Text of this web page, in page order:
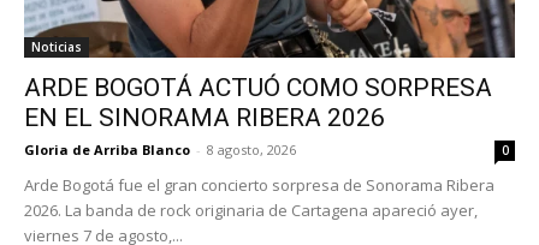
Noticias
ARDE BOGOTÁ ACTUÓ COMO SORPRESA
EN EL SINORAMA RIBERA 2026
Gloria de Arriba Blanco - 8 agosto, 2026 0
Arde Bogotá fue el gran concierto sorpresa de Sonorama Ribera
2026. La banda de rock originaria de Cartagena apareció ayer,
viernes 7 de agosto,...